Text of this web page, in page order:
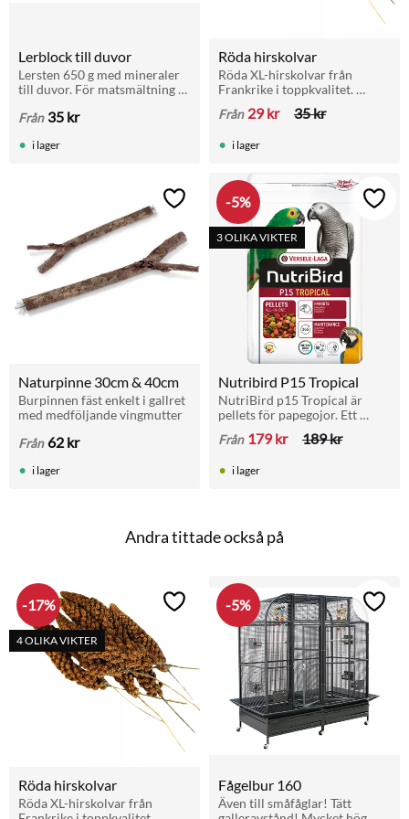
Lerblock till duvor
Lersten 650 g med mineraler
till duvor. För matsmältning
rasduvor och andra fåglar.
Från 35 kr
i lager
Röda hirskolvar
Röda XL-hirskolvar från
Frankrike i toppkvalitet.
Utmärkt vid häckning och
Från 29kr 35kr
i lager
Naturpinne 30cm & 40cm
Burpinnen fäst enkelt i gallret
med medföljande vingmutter
Från 62 kr
Lägg till i favoriter
i lager
Nutribird P15 Tropical
NutriBird p15 Tropical är
pellets för papegojor. Ett
är ett komplett helfoder med
Från 179kr 189kr
5%
3 OLIKA VIKTER
Lägg
i lager
Andra tittade också på
Röda hirskolvar
Röda XL-hirskolvar från
17%
4 OLIKA VIKTER
Lägg till i favoriter
Fågelbur 160
Även till småfåglar! Tätt
5% Lägg